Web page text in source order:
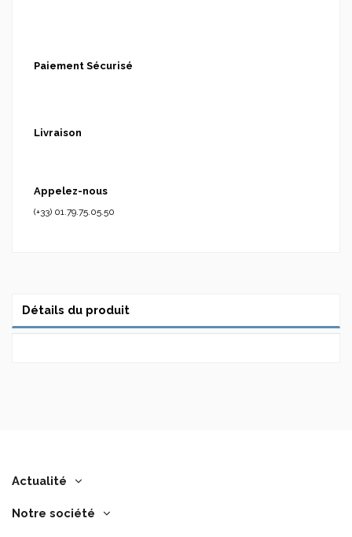
Paiement Sécurisé
Livraison
Appelez-nous
(+33) 01.79.75.05.50
Détails du produit
Actualité
Notre société